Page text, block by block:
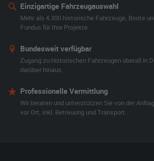
Einzigartige Fahrzeugauswahl
Mehr als 4.300 historische Fahrzeuge, Boote
Fundus für Ihre Projekte.
Bundesweit verfügbar
Zugang zu historischen Fahrzeugen überall in
darüber hinaus.
Professionelle Vermittlung
Wir beraten und unterstützen Sie von der
vor Ort, inkl. Betreuung und Transport.